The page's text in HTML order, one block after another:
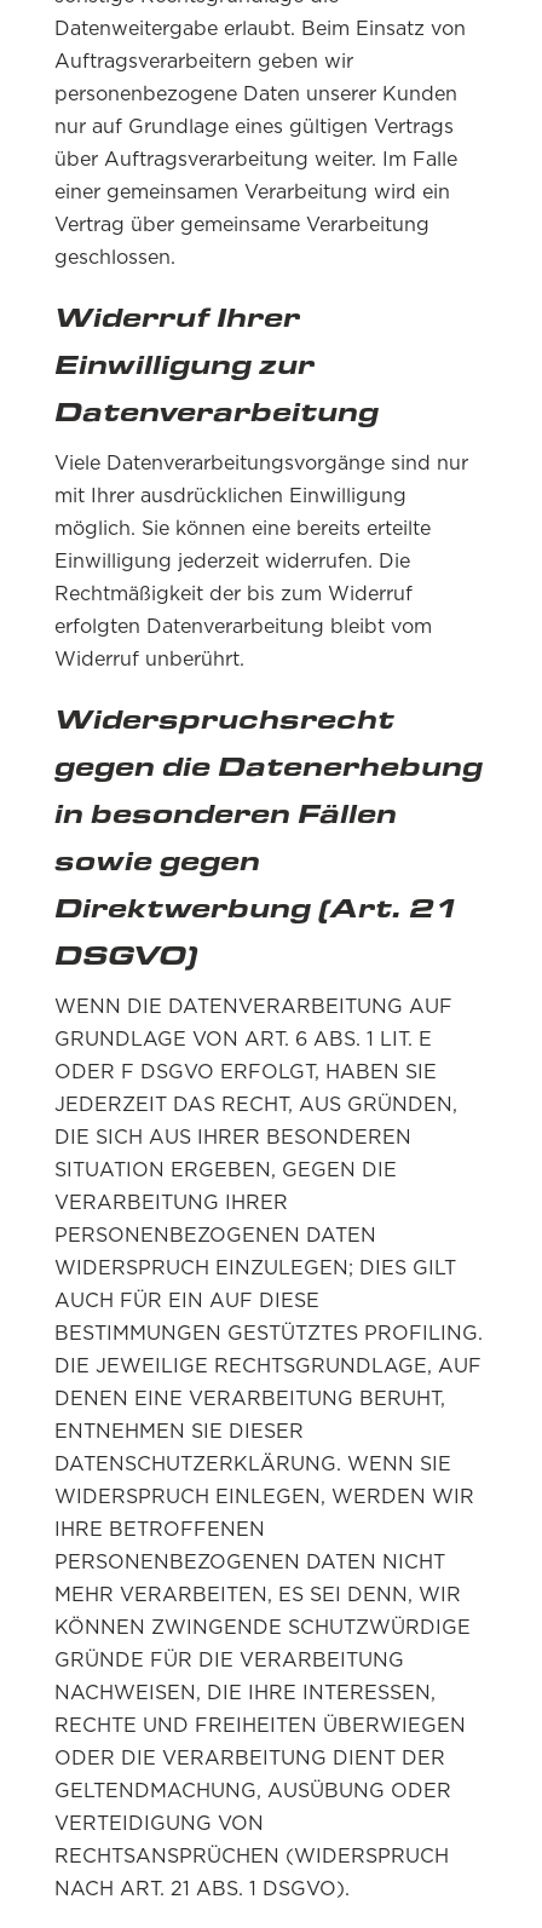
Datenweitergabe erlaubt. Beim Einsatz von
Auftragsverarbeitern geben wir
personenbezogene Daten unserer Kunden
nur auf Grundlage eines gültigen Vertrags
über Auftragsverarbeitung weiter. Im Falle
einer gemeinsamen Verarbeitung wird ein
Vertrag über gemeinsame Verarbeitung
geschlossen.
Widerruf Ihrer
Einwilligung zur
Datenverarbeitung
Viele Datenverarbeitungsvorgänge sind nur
mit Ihrer ausdrücklichen Einwilligung
möglich. Sie können eine bereits erteilte
Einwilligung jederzeit widerrufen. Die
Rechtmäßigkeit der bis zum Widerruf
erfolgten Datenverarbeitung bleibt vom
Widerruf unberührt.
Widerspruchsrecht
gegen die Datenerhebung
in besonderen Fällen
sowie gegen
Direktwerbung (Art. 21
DSGVO)
WENN DIE DATENVERARBEITUNG AUF
GRUNDLAGE VON ART. 6 ABS. 1 LIT. E
ODER F DSGVO ERFOLGT, HABEN SIE
JEDERZEIT DAS RECHT, AUS GRÜNDEN,
DIE SICH AUS IHRER BESONDEREN
SITUATION ERGEBEN, GEGEN DIE
VERARBEITUNG IHRER
PERSONENBEZOGENEN DATEN
WIDERSPRUCH EINZULEGEN; DIES GILT
AUCH FÜR EIN AUF DIESE
BESTIMMUNGEN GESTÜTZTES PROFILING.
DIE JEWEILIGE RECHTSGRUNDLAGE, AUF
DENEN EINE VERARBEITUNG BERUHT,
ENTNEHMEN SIE DIESER
DATENSCHUTZERKLÄRUNG. WENN SIE
WIDERSPRUCH EINLEGEN, WERDEN WIR
IHRE BETROFFENEN
PERSONENBEZOGENEN DATEN NICHT
MEHR VERARBEITEN, ES SEI DENN, WIR
KÖNNEN ZWINGENDE SCHUTZWÜRDIGE
GRÜNDE FÜR DIE VERARBEITUNG
NACHWEISEN, DIE IHRE INTERESSEN,
RECHTE UND FREIHEITEN ÜBERWIEGEN
ODER DIE VERARBEITUNG DIENT DER
GELTENDMACHUNG, AUSÜBUNG ODER
VERTEIDIGUNG VON
RECHTSANSPRÜCHEN (WIDERSPRUCH
NACH ART. 21 ABS. 1 DSGVO).